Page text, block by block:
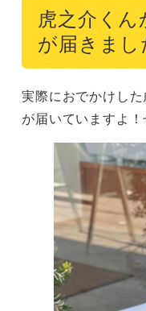
虎之介くん
が届きまし
実際におでかけし
が届いていますよ